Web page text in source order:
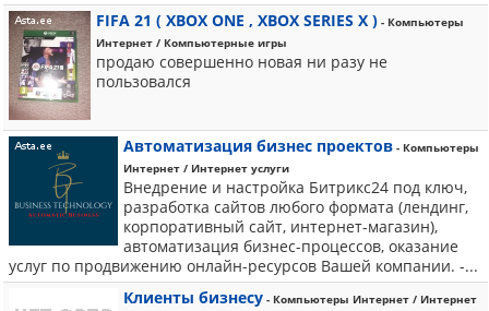
FIFA 21 ( XBOX ONE , XBOX SERIES X ) - Компьютеры
Интернет / Компьютерные игры
продаю совершенно новая ни разу не
пользовался
Автоматизация бизнес проектов - Компьютеры
Интернет / Интернет услуги
Внедрение и настройка Битрикс24 под ключ,
разработка сайтов любого формата (лендинг,
корпоративный сайт, интернет-магазин),
автоматизация бизнес-процессов, оказание
услуг по продвижению онлайн-ресурсов Вашей компании. -...
Клиенты бизнесу - Компьютеры Интернет / Интернет